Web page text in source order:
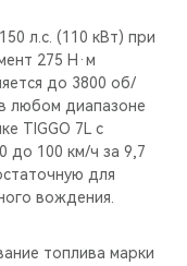
л.с. (110 кВт) при
275 Н·м
до 3800 об/
любом диапазоне
TIGGO 7L с
до 100 км/ч за 9,7
для
вождения.
топлива марки